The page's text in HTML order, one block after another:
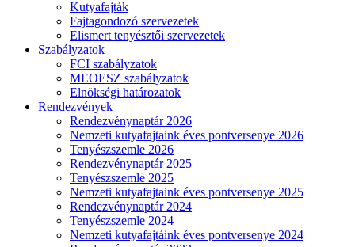
Kutyafajták
Fajtagondozó szervezetek
Elismert tenyésztői szervezetek
Szabályzatok
FCI szabályzatok
MEOESZ szabályzatok
Elnökségi határozatok
Rendezvények
Rendezvénynaptár 2026
Nemzeti kutyafajtaink éves pontversenye 2026
Tenyészszemle 2026
Rendezvénynaptár 2025
Tenyészszemle 2025
Nemzeti kutyafajtaink éves pontversenye 2025
Rendezvénynaptár 2024
Tenyészszemle 2024
Nemzeti kutyafajtáink éves pontversenye 2024